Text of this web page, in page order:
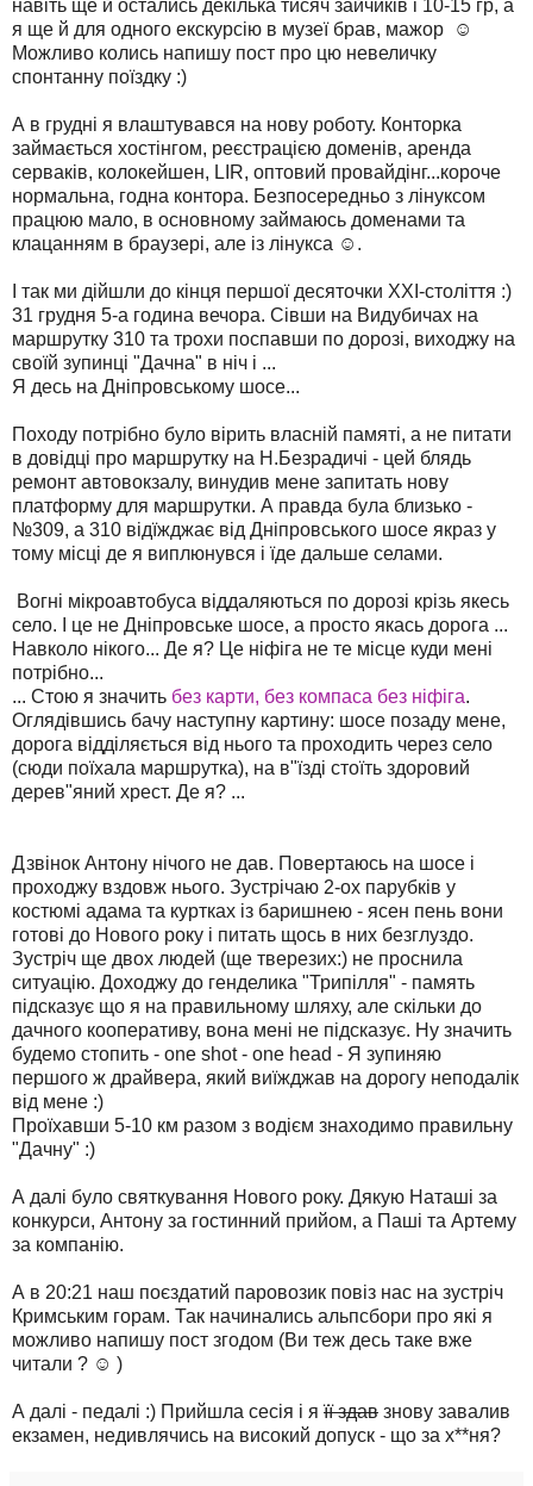
навіть ще й остались декілька тисяч зайчиків і 10-15 гр, а
я ще й для одного екскурсію в музеї брав, мажор ☺
Можливо колись напишу пост про цю невеличку
спонтанну поїздку :)
А в грудні я влаштувався на нову роботу. Конторка
займається хостінгом, реєстрацією доменів, аренда
серваків, колокейшен, LIR, оптовий провайдінг...короче
нормальна, годна контора. Безпосередньо з лінуксом
працюю мало, в основному займаюсь доменами та
клацанням в браузері, але із лінукса ☺.
І так ми дійшли до кінця першої десяточки ХХІ-століття :)
31 грудня 5-а година вечора. Сівши на Видубичах на
маршрутку 310 та трохи поспавши по дорозі, виходжу на
своїй зупинці "Дачна" в ніч і ...
Я десь на Дніпровському шосе...
Походу потрібно було вірить власній памяті, а не питати
в довідці про маршрутку на Н.Безрадичі - цей блядь
ремонт автовокзалу, винудив мене запитать нову
платформу для маршрутки. А правда була близько -
№309, а 310 відїжджає від Дніпровського шосе якраз у
тому місці де я виплюнувся і їде дальше селами.
Вогні мікроавтобуса віддаляються по дорозі крізь якесь
село. І це не Дніпровське шосе, а просто якась дорога ...
Навколо нікого... Де я? Це ніфіга не те місце куди мені
потрібно...
... Стою я значить без карти, без компаса без ніфіга.
Оглядівшись бачу наступну картину: шосе позаду мене,
дорога відділяється від нього та проходить через село
(сюди поїхала маршрутка), на в"їзді стоїть здоровий
дерев"яний хрест. Де я? ...
Дзвінок Антону нічого не дав. Повертаюсь на шосе і
проходжу вздовж нього. Зустрічаю 2-ох парубків у
костюмі адама та куртках із баришнею - ясен пень вони
готові до Нового року і питать щось в них безглуздо.
Зустріч ще двох людей (ще тверезих:) не проснила
ситуацію. Доходжу до генделика "Трипілля" - память
підсказує що я на правильному шляху, але скільки до
дачного кооперативу, вона мені не підсказує. Ну значить
будемо стопить - one shot - one head - Я зупиняю
першого ж драйвера, який виїжджав на дорогу неподалік
від мене :)
Проїхавши 5-10 км разом з водієм знаходимо правильну
"Дачну" :)
А далі було святкування Нового року. Дякую Наташі за
конкурси, Антону за гостинний прийом, а Паші та Артему
за компанію.
А в 20:21 наш поєздатий паровозик повіз нас на зустріч
Кримським горам. Так начинались альпсбори про які я
можливо напишу пост згодом (Ви теж десь таке вже
читали ? ☺ )
А далі - педалі :) Прийшла сесія і я її здав знову завалив
екзамен, недивлячись на високий допуск - що за х**ня?